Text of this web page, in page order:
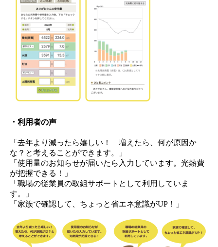
・利用者の声
「去年より減ったら嬉しい！ 増えたら、何が原因か
な？と考えることができます。」
「使用量のお知らせが届いたら入力しています。光熱費
が把握できる！」
「職場の従業員の取組サポートとして利用していま
す。」
「家族で確認して、ちょっと省エネ意識がUP！」